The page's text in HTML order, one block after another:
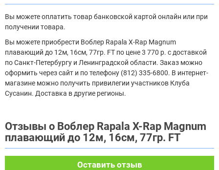
Вы можете оплатить товар банковской картой онлайн или при
получении товара.
Вы можете приобрести Воблер Rapala X-Rap Magnum
плавающий до 12м, 16см, 77гр. FT по цене 3 770 р. с доставкой
по Санкт-Петербургу и Ленинградской области. Заказ можно
оформить через сайт и по телефону (812) 335-6800. В интернет-
магазине можно получить привилегии участников Клуба
Сусанин. Доставка в другие регионы.
Отзывы о Воблер Rapala X-Rap Magnum
плавающий до 12м, 16см, 77гр. FT
Оставить отзыв